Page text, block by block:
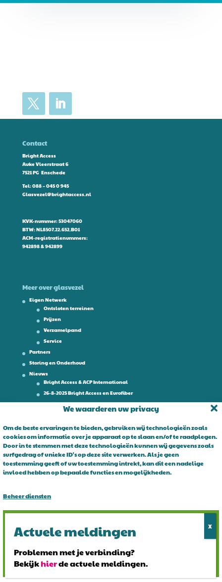
We waarderen uw privacy
Om de beste ervaringen te bieden, gebruiken wij technologieën zoals
cookies om informatie over je apparaat op te slaan en/of te raadplegen.
Door in te stemmen met deze technologieën kunnen wij gegevens zoals
surfgedrag of unieke ID's op deze site verwerken. Als je geen
toestemming geeft of uw toestemming intrekt, kan dit een nadelige
invloed hebben op bepaalde functies en mogelijkheden.
Beheer diensten
Bekijk voorkeuren
Contact
Bright Access
Auke Vleerstraat 6
7521 PG Enschede
Tel:088 – 045 0 945
Glasvezel@brightaccess.nl
KVK-nummer: 53047060
BTW: NL8507.22.652.B01
ACM-registratienummers:
942898 & 942899
Meer over glasvezel
Eigen Netwerk
Ontsloten terreinen
Prijzen
Verzamelpand
Service
Partners
Storing en Onderhoud
Nieuws
Bright Access & ACP International
26-8-2025 Bright Access en Eurofiber
Werken bij
Over Bright Access
Glasvezel voor ondernemers. Al 15 jaar is Bright Access dé glasvezel
leverancier voor ondernemend Nederland. Bright Access maakt
glasvezel voor iedereen toegankelijk. De vraag is niet of u overstapt
Problemen met je verbinding?
Bekijkhierde actuele meldingen.